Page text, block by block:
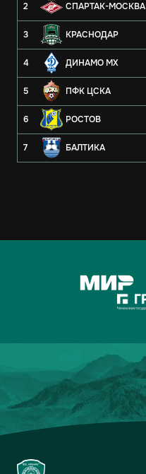
2 СПАРТАК-МОСКВА
3 КРАСНОДАР
4 ДИНАМО МХ
5 ПФК ЦСКА
6 РОСТОВ
7 БАЛТИКА
ЛОКОМОТИВ
14 ФАКЕЛ
15 РОДИНА
16 АКРОН